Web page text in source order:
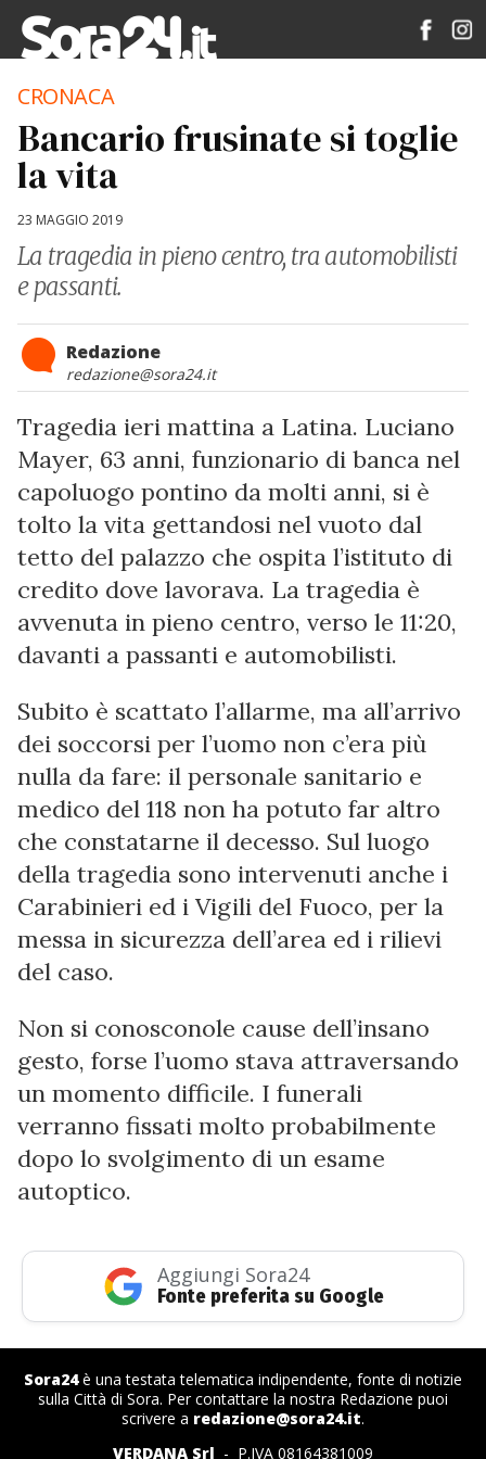
CRONACA
Bancario frusinate si toglie
la vita
23 MAGGIO 2019
La tragedia in pieno centro, tra automobilisti
e passanti.
Redazione
redazione@sora24.it
Tragedia ieri mattina a Latina. Luciano
Mayer, 63 anni, funzionario di banca nel
capoluogo pontino da molti anni, si è
tolto la vita gettandosi nel vuoto dal
tetto del palazzo che ospita l’istituto di
credito dove lavorava. La tragedia è
avvenuta in pieno centro, verso le 11:20,
davanti a passanti e automobilisti.
Subito è scattato l’allarme, ma all’arrivo
dei soccorsi per l’uomo non c’era più
nulla da fare: il personale sanitario e
medico del 118 non ha potuto far altro
che constatarne il decesso. Sul luogo
della tragedia sono intervenuti anche i
Carabinieri ed i Vigili del Fuoco, per la
messa in sicurezza dell’area ed i rilievi
del caso.
Non si conosconole cause dell’insano
gesto, forse l’uomo stava attraversando
un momento difficile. I funerali
verranno fissati molto probabilmente
dopo lo svolgimento di un esame
autoptico.
Aggiungi Sora24
Fonte preferita su Google
Sora24è una testata telematica indipendente, fonte di notizie
sulla Città di Sora. Per contattare la nostra Redazione puoi
scrivere a redazione@sora24.it.
VERDANA Srl - P.IVA 08164381009